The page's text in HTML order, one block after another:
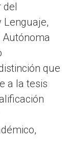
del
Lenguaje,
Autónoma
que
a la tesis